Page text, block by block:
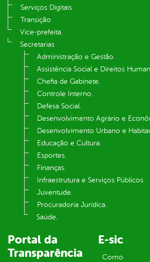
Serviços Digitais
Transição
Vice-prefeita.
Secretarias
Administração e Gestão.
Assistência Social e Direitos
Chefia de Gabinete.
Controle Interno.
Defesa Social.
Desenvolvimento Agrário e
Desenvolvimento Urbano e
Educação e Cultura.
Esportes.
Finanças.
Infraestrutura e Serviços Públicos.
Juventude.
Procuradoria Jurídica.
Saúde.
Portal da
Transparência
E-sic
Como